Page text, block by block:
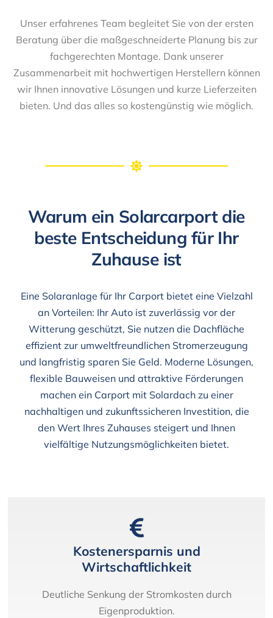
Unser erfahrenes Team begleitet Sie von der ersten
Beratung über die maßgeschneiderte Planung bis zur
fachgerechten Montage. Dank unserer
Zusammenarbeit mit hochwertigen Herstellern können
wir Ihnen innovative Lösungen und kurze Lieferzeiten
bieten. Und das alles so kostengünstig wie möglich.
Warum ein Solarcarport die
beste Entscheidung für Ihr
Zuhause ist
Eine Solaranlage für Ihr Carport bietet eine Vielzahl
an Vorteilen: Ihr Auto ist zuverlässig vor der
Witterung geschützt, Sie nutzen die Dachfläche
effizient zur umweltfreundlichen Stromerzeugung
und langfristig sparen Sie Geld. Moderne Lösungen,
flexible Bauweisen und attraktive Förderungen
machen ein Carport mit Solardach zu einer
nachhaltigen und zukunftssicheren Investition, die
den Wert Ihres Zuhauses steigert und Ihnen
vielfältige Nutzungsmöglichkeiten bietet.
Kostenersparnis und
Wirtschaftlichkeit
Deutliche Senkung der Stromkosten durch
Eigenproduktion.